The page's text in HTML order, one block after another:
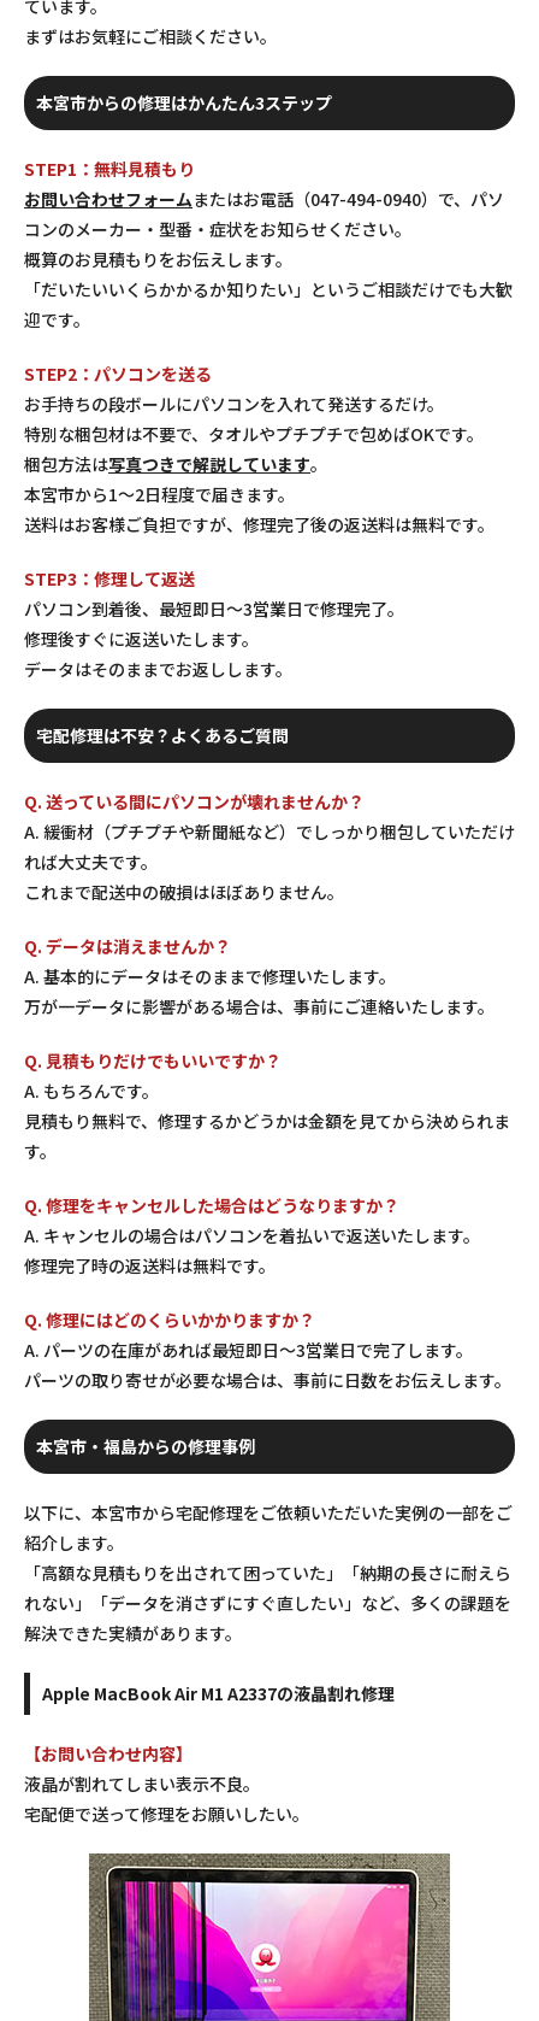
ています。
まずはお気軽にご相談ください。
本宮市からの修理はかんたん3ステップ
STEP1：無料見積もり
お問い合わせフォームまたはお電話（047-494-0940）で、パソ
コンのメーカー・型番・症状をお知らせください。
概算のお見積もりをお伝えします。
「だいたいいくらかかるか知りたい」というご相談だけでも大歓
迎です。
STEP2：パソコンを送る
お手持ちの段ボールにパソコンを入れて発送するだけ。
特別な梱包材は不要で、タオルやプチプチで包めばOKです。
梱包方法は写真つきで解説しています。
本宮市から1〜2日程度で届きます。
送料はお客様ご負担ですが、修理完了後の返送料は無料です。
STEP3：修理して返送
パソコン到着後、最短即日〜3営業日で修理完了。
修理後すぐに返送いたします。
データはそのままでお返しします。
宅配修理は不安？よくあるご質問
Q. 送っている間にパソコンが壊れませんか？
A. 緩衝材（プチプチや新聞紙など）でしっかり梱包していただけ
れば大丈夫です。
これまで配送中の破損はほぼありません。
Q. データは消えませんか？
A. 基本的にデータはそのままで修理いたします。
万が一データに影響がある場合は、事前にご連絡いたします。
Q. 見積もりだけでもいいですか？
A. もちろんです。
見積もり無料で、修理するかどうかは金額を見てから決められま
す。
Q. 修理をキャンセルした場合はどうなりますか？
A. キャンセルの場合はパソコンを着払いで返送いたします。
修理完了時の返送料は無料です。
Q. 修理にはどのくらいかかりますか？
A. パーツの在庫があれば最短即日〜3営業日で完了します。
パーツの取り寄せが必要な場合は、事前に日数をお伝えします。
本宮市・福島からの修理事例
以下に、本宮市から宅配修理をご依頼いただいた実例の一部をご
紹介します。
「高額な見積もりを出されて困っていた」「納期の長さに耐えら
れない」「データを消さずにすぐ直したい」など、多くの課題を
解決できた実績があります。
Apple MacBook Air M1 A2337の液晶割れ修理
【お問い合わせ内容】
液晶が割れてしまい表示不良。
宅配便で送って修理をお願いしたい。